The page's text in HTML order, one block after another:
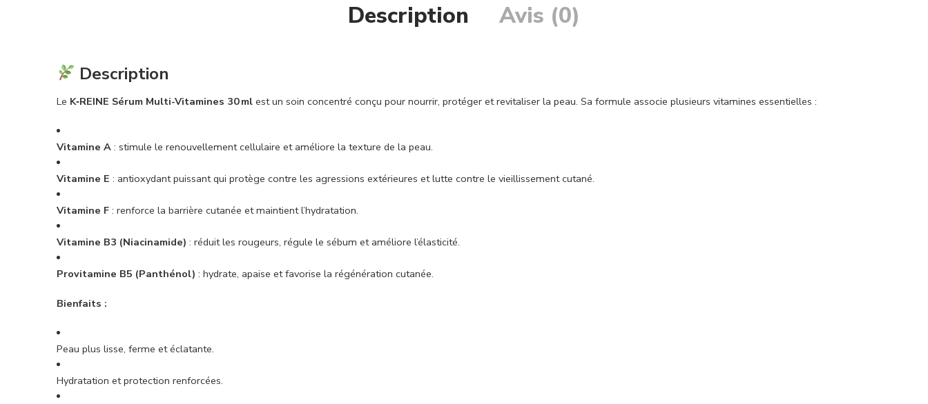
Description Avis (0)
Description
Le K‑REINE Sérum Multi-Vitamines 30 ml est un soin concentré conçu pour nourrir, protéger et revitaliser la peau. Sa formule associe plusieurs vitamines essentielles :
Vitamine A : stimule le renouvellement cellulaire et améliore la texture de la peau.
Vitamine E : antioxydant puissant qui protège contre les agressions extérieures et lutte contre le vieillissement cutané.
Vitamine F : renforce la barrière cutanée et maintient l’hydratation.
Vitamine B3 (Niacinamide) : réduit les rougeurs, régule le sébum et améliore l’élasticité.
Provitamine B5 (Panthénol) : hydrate, apaise et favorise la régénération cutanée.
Bienfaits :
Peau plus lisse, ferme et éclatante.
Hydratation et protection renforcées.